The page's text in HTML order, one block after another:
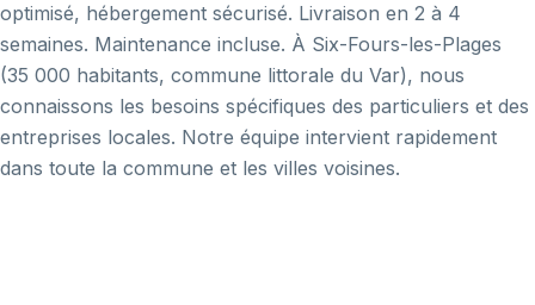
optimisé, hébergement sécurisé. Livraison en 2 à 4
semaines. Maintenance incluse. À Six-Fours-les-Plages
(35 000 habitants, commune littorale du Var), nous
connaissons les besoins spécifiques des particuliers et des
entreprises locales. Notre équipe intervient rapidement
dans toute la commune et les villes voisines.